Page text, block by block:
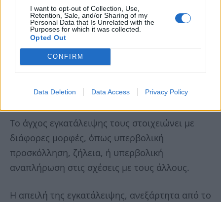
I want to opt-out of Collection, Use,
Retention, Sale, and/or Sharing of my
Personal Data that Is Unrelated with the
Purposes for which it was collected.
Opted Out
CONFIRM
Data Deletion Data Access Privacy Policy
Το άγχος εγκατάλειψης τους στοιχειώνει με
διάφορες μορφές, όπως υπερβολική
προσκόλληση, ζήλεια, ή υπερβολική
αναπλήρωση στις σχέσεις με τους άλλους.
Η απειλή της εγκατάλειψης, ανεξάρτητα από το